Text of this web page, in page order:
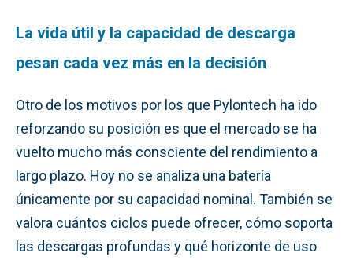
La vida útil y la capacidad de descarga
pesan cada vez más en la decisión
Otro de los motivos por los que Pylontech ha ido
reforzando su posición es que el mercado se ha
vuelto mucho más consciente del rendimiento a
largo plazo. Hoy no se analiza una batería
únicamente por su capacidad nominal. También se
valora cuántos ciclos puede ofrecer, cómo soporta
las descargas profundas y qué horizonte de uso